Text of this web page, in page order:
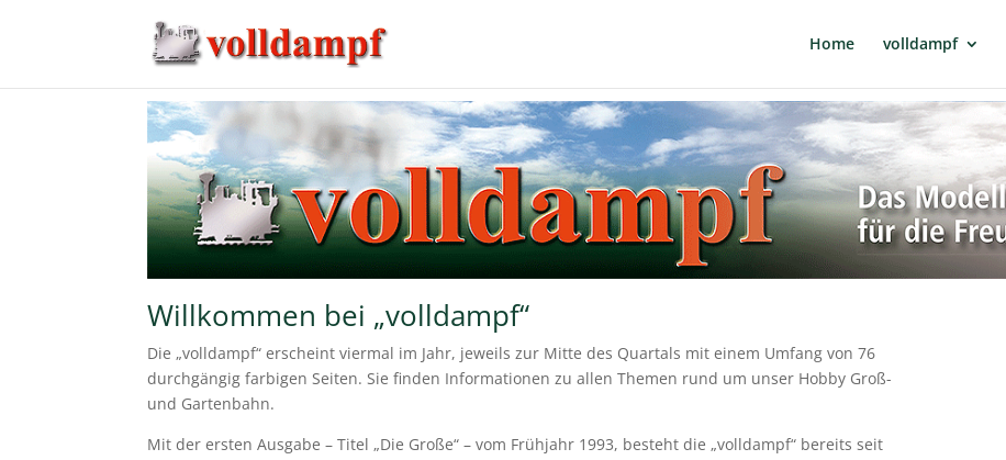
Home volldampf
Willkommen bei „volldampf“
Die „volldampf“ erscheint viermal im Jahr, jeweils zur Mitte des Quartals mit einem Umfang von 76
durchgängig farbigen Seiten. Sie finden Informationen zu allen Themen rund um unser Hobby Groß-
und Gartenbahn.
Mit der ersten Ausgabe – Titel „Die Große“ – vom Frühjahr 1993, besteht die „volldampf“ bereits seit